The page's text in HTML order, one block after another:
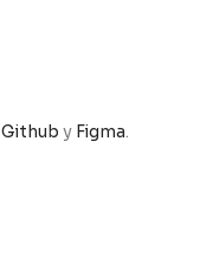
Github y Figma.